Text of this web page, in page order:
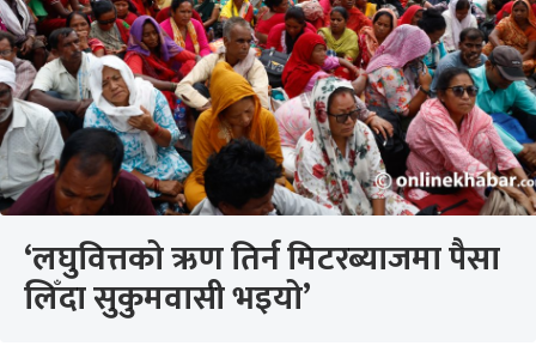
‘लघुवित्तको ऋण तिर्न मिटरब्याजमा पैसा
लिँदा सुकुमवासी भइयो’